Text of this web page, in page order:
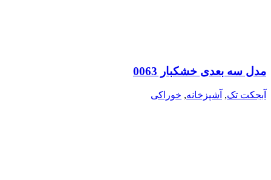
مدل سه بعدی خشکبار 0063
آبجکت تک, آشپزخانه, خوراکی